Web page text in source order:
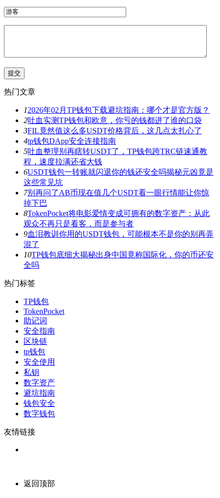
热门文章
12026年02月TP钱包下载避坑指南：哪个才是官方版？
2吐血实测TP钱包和欧意，你亏的钱都进了谁的口袋
3FIL竟然值这么多USDT价格背后，这几点太扎心了
4tp钱包DApp安全连接指南
5吐血整理别再瞎转USDT了，TP钱包跨TRC链速通教
程，速度拉满还省大钱
6USDT钱包一转账就闪退你的钱还安全吗揭秘元凶竟是
这些常见坑
7别再问了AB币现在值几个USDT看一眼行情能让你惊
掉下巴
8TokenPocket将电影爱情变成可拥有的数字资产：从此
观众不再只是看客，而是参与者
9血泪教训你用的USDT钱包，可能根本不是你的别再弄
混了
10TP钱包底细大揭秘出身中国竟称国际化，你的币还安
全吗
热门标签
TP钱包
TokenPocket
助记词
安全指南
区块链
tp钱包
安全使用
私钥
数字资产
避坑指南
钱包安全
数字钱包
友情链接
返回顶部